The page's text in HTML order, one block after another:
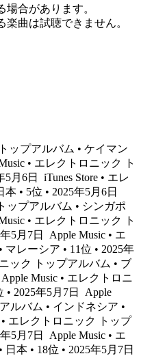
合があります。
曲は試聴できません。
ップアルバム • ケイマン
• エレクトロニック ト
5月6日
iTunes Store • エレ
• 5位 • 2025年5月6日
ップアルバム • シンガポ
• エレクトロニック ト
5月7日
Apple Music • エ
レーシア • 11位 • 2025年
ック トップアルバム • ブ
Apple Music • エレクトロニ
2025年5月7日
Apple
ルバム • インドネシア •
• エレクトロニック トップ
5月7日
Apple Music • エ
本 • 18位 • 2025年5月7日